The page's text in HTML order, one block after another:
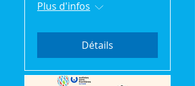
Plus d'infos
Détails